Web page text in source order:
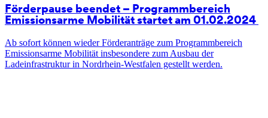
Förderpause beendet – Programmbereich
Emissionsarme Mobilität startet am 01.02.2024
Ab sofort können wieder Förderanträge zum Programmbereich
Emissionsarme Mobilität insbesondere zum Ausbau der
Ladeinfrastruktur in Nordrhein-Westfalen gestellt werden.